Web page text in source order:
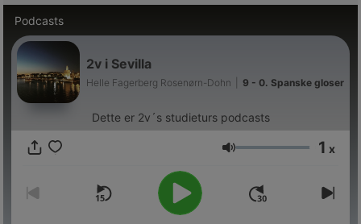
Podcasts
2v i Sevilla
Helle Fagerberg Rosenørn-Dohn 9 - 0. Spanske gloser
Dette er 2v´s studieturs podcasts
Volumen 1 x